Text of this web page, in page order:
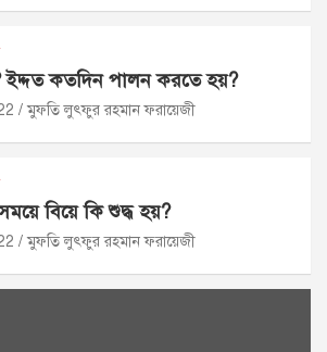
ইদ্দত কতদিন পালন করতে হয়?
মুফতি লুৎফুর রহমান ফরায়েজী
বিয়ে কি শুদ্ধ হয়?
মুফতি লুৎফুর রহমান ফরায়েজী